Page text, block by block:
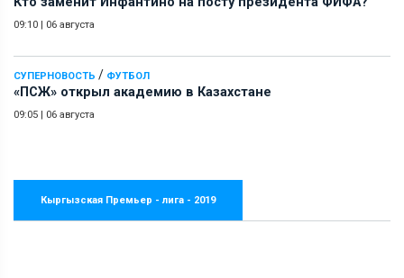
09:10 | 06 августа
СУПЕРНОВОСТЬ / ФУТБОЛ
«ПСЖ» открыл академию в Казахстане
09:05 | 06 августа
Кыргызская Премьер - лига - 2019